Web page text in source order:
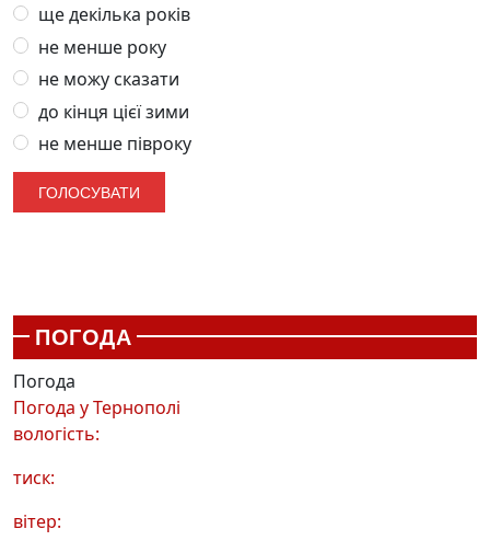
ще декілька років
не менше року
не можу сказати
до кінця цієї зими
не менше півроку
ПОГОДА
Погода
Погода уТернополі
вологість:
тиск:
вітер: